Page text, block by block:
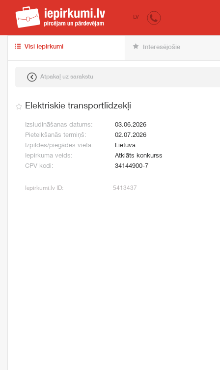
iepirkumi.lv
LV
Visi iepirkumi Interesējošie
Atpakaļ uz sarakstu
Elektriskie transportlīdzekļi
Izsludināšanas datums:
03.06.2026
Pieteikšanās termiņš:
02.07.2026
Izpildes/piegādes vieta:
Lietuva
Iepirkuma veids:
Atklāts konkurss
CPV kodi:
34144900-7
Iepirkumi.lv ID: 5413437